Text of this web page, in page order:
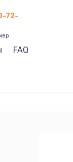
72-
FAQ